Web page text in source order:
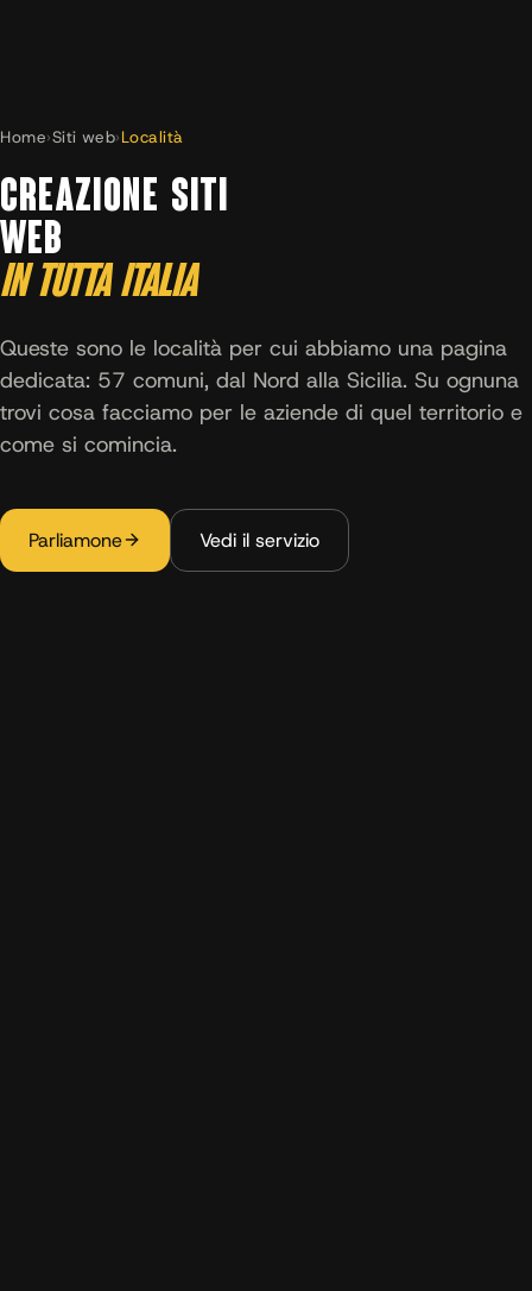
Home›Siti web›Località
CREAZIONE SITI
WEB
IN TUTTA ITALIA
Queste sono le località per cui abbiamo una pagina
dedicata: 57 comuni, dal Nord alla Sicilia. Su ognuna
trovi cosa facciamo per le aziende di quel territorio e
come si comincia.
Parliamone Vedi il servizio